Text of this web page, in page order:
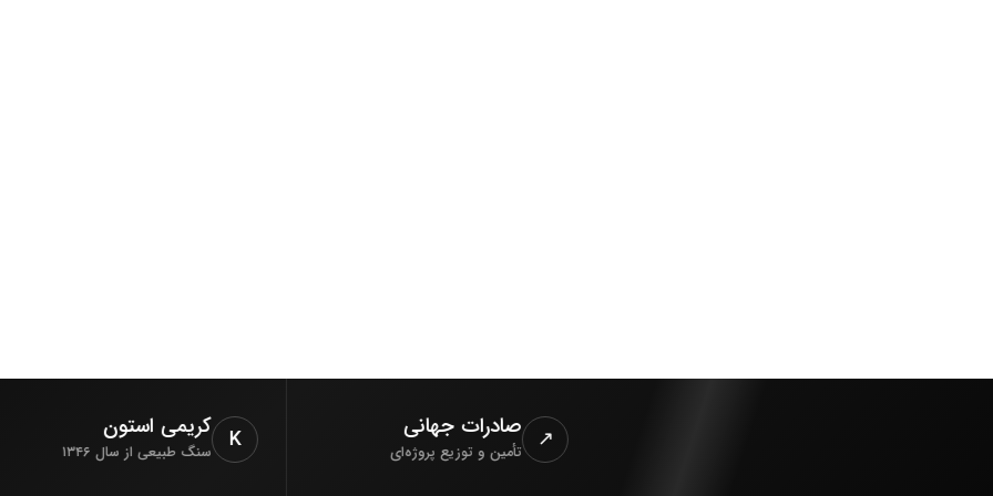
↗ صادرات جهانی
تأمین و توزیع پروژه‌ای K کریمی استون
سنگ طبیعی از سال ۱۳۴۶